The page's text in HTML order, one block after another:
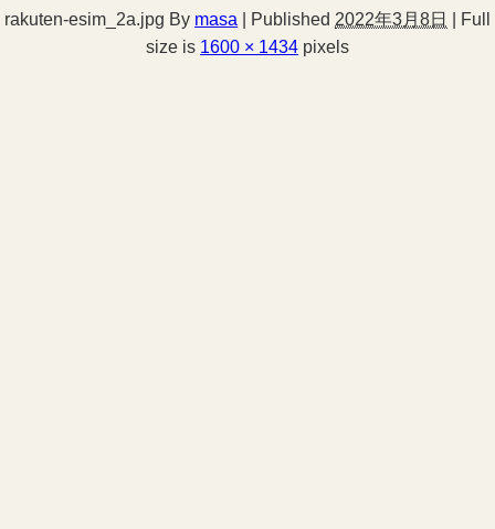
rakuten-esim_2a.jpg By masa Published 2022年3月8日
Full
size is 1600 × 1434 pixels